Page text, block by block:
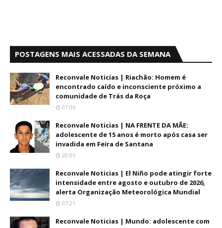
POSTAGENS MAIS ACESSADAS DA SEMANA
Reconvale Noticias | Riachão: Homem é
encontrado caído e inconsciente próximo a
comunidade de Trás da Roça
07:06
Reconvale Noticias | NA FRENTE DA MÃE:
adolescente de 15 anos é morto após casa ser
invadida em Feira de Santana
20:05
Reconvale Noticias | El Niño pode atingir forte
intensidade entre agosto e outubro de 2026,
alerta Organização Meteorológica Mundial
07:21
Reconvale Noticias | Mundo: adolescente com